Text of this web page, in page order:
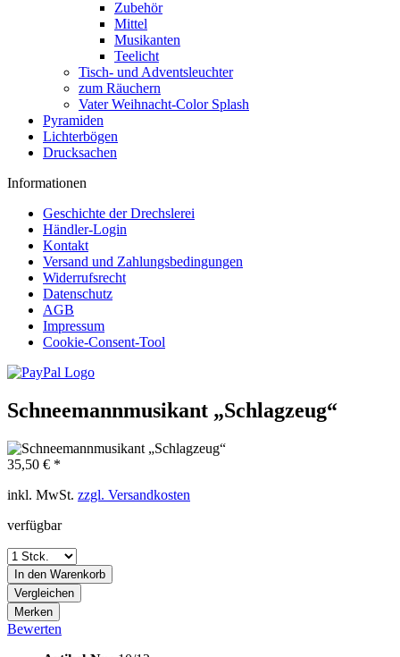
Zubehör
Mittel
Musikanten
Teelicht
Tisch- und Adventsleuchter
zum Räuchern
Vater Weihnacht-Color Splash
Pyramiden
Lichterbögen
Drucksachen
Informationen
Geschichte der Drechslerei
Händler-Login
Kontakt
Versand und Zahlungsbedingungen
Widerrufsrecht
Datenschutz
AGB
Impressum
Cookie-Consent-Tool
Schneemannmusikant „Schlagzeug“
35,50 € *
inkl. MwSt. zzgl. Versandkosten
verfügbar
In den Warenkorb
Vergleichen
Merken
Bewerten